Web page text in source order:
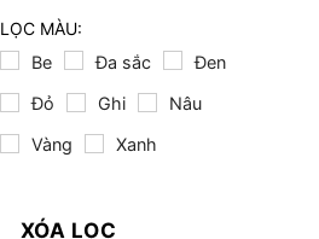
LỌC MÀU:
Be
Đa sắc Đen
Đỏ Ghi Nâu
Vàng Xanh
XÓA LỌC